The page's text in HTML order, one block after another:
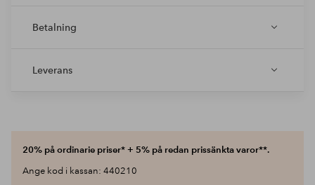
Betalning
Leverans
20% på ordinarie priser* + 5% på redan prissänkta varor**.
Ange kod i kassan: 440210